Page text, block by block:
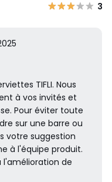
3
TIFLI. Nous
à vos invités et
Pour éviter toute
sur une barre ou
votre suggestion
à l'équipe produit.
de